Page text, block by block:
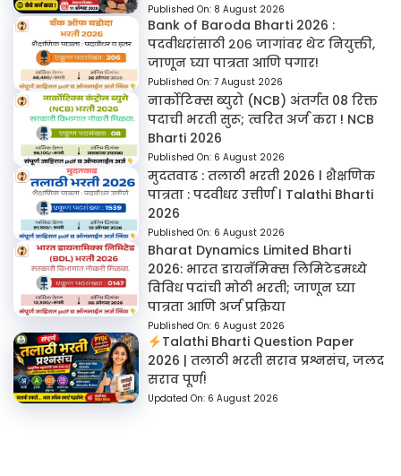
Published On: 8 August 2026
Bank of Baroda Bharti 2026 :
पदवीधरांसाठी २०६ जागांवर थेट नियुक्ती,
जाणून घ्या पात्रता आणि पगार!
Published On: 7 August 2026
नार्कोटिक्स ब्युरो (NCB) अंतर्गत 08 रिक्त
पदाची भरती सुरू; त्वरित अर्ज करा ! NCB
Bharti 2026
Published On: 6 August 2026
मुदतवाढ : तलाठी भरती 2026 l शैक्षणिक
पात्रता : पदवीधर उत्तीर्ण l Talathi Bharti
2026
Published On: 6 August 2026
Bharat Dynamics Limited Bharti
2026: भारत डायनॅमिक्स लिमिटेडमध्ये
विविध पदांची मोठी भरती; जाणून घ्या
पात्रता आणि अर्ज प्रक्रिया
Published On: 6 August 2026
Talathi Bharti Question Paper
2026 | तलाठी भरती सराव प्रश्नसंच, जलद
सराव पूर्ण!
Updated On: 6 August 2026